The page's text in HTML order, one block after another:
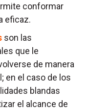
conformar
eficaz.
son las
que le
de manera
en el caso de los
blandas
el alcance de